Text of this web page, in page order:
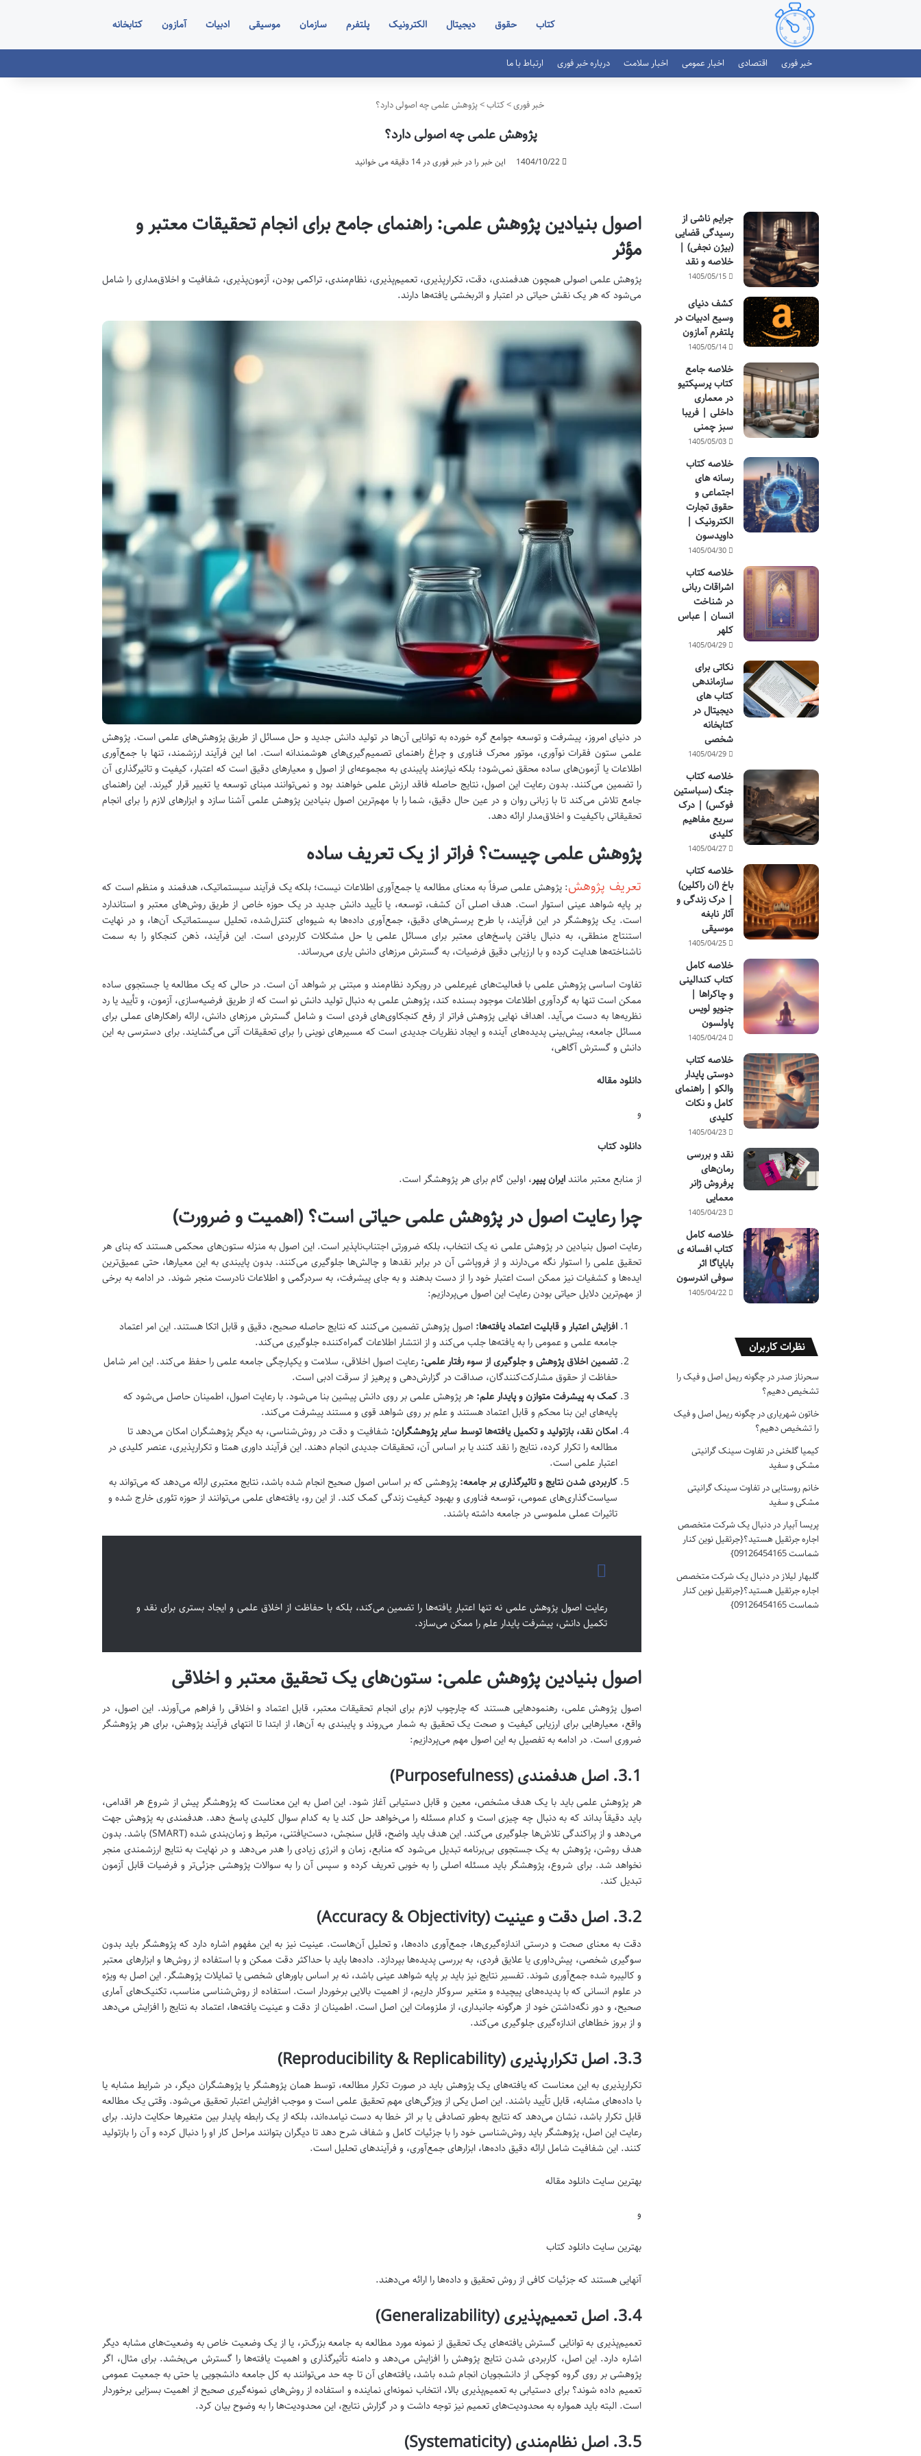
کتاب حقوق دیجیتال الکترونیک پلتفرم سازمان موسیقی ادبیات آمازون کتابخانه
خبر فوری اقتصادی اخبار عمومی اخبار سلامت درباره خبر فوری ارتباط با ما
خبر فوری>کتاب>پژوهش علمی چه اصولی دارد؟
پژوهش علمی چه اصولی دارد؟
1404/10/22 این خبر را در خبر فوری در 14 دقیقه می خوانید
اصول بنیادین پژوهش علمی: راهنمای جامع برای انجام تحقیقات معتبر و
مؤثر
پژوهش علمی اصولی همچون هدفمندی، دقت، تکرارپذیری، تعمیم‌پذیری، نظام‌مندی، تراکمی بودن، آزمون‌پذیری، شفافیت و اخلاق‌مداری را شامل
می‌شود که هر یک نقش حیاتی در اعتبار و اثربخشی یافته‌ها دارند.
در دنیای امروز، پیشرفت و توسعه جوامع گره خورده به توانایی آن‌ها در تولید دانش جدید و حل مسائل از طریق پژوهش‌های علمی است. پژوهش
علمی ستون فقرات نوآوری، موتور محرک فناوری و چراغ راهنمای تصمیم‌گیری‌های هوشمندانه است. اما این فرآیند ارزشمند، تنها با جمع‌آوری
اطلاعات یا آزمون‌های ساده محقق نمی‌شود؛ بلکه نیازمند پایبندی به مجموعه‌ای از اصول و معیارهای دقیق است که اعتبار، کیفیت و تاثیرگذاری آن
را تضمین می‌کنند. بدون رعایت این اصول، نتایج حاصله فاقد ارزش علمی خواهند بود و نمی‌توانند مبنای توسعه یا تغییر قرار گیرند. این راهنمای
جامع تلاش می‌کند تا با زبانی روان و در عین حال دقیق، شما را با مهم‌ترین اصول بنیادین پژوهش علمی آشنا سازد و ابزارهای لازم را برای انجام
تحقیقاتی باکیفیت و اخلاق‌مدار ارائه دهد.
پژوهش علمی چیست؟ فراتر از یک تعریف ساده
تعریف پژوهش: پژوهش علمی صرفاً به معنای مطالعه یا جمع‌آوری اطلاعات نیست؛ بلکه یک فرآیند سیستماتیک، هدفمند و منظم است که
بر پایه شواهد عینی استوار است. هدف اصلی آن کشف، توسعه، یا تأیید دانش جدید در یک حوزه خاص از طریق روش‌های معتبر و استاندارد
است. یک پژوهشگر در این فرآیند، با طرح پرسش‌های دقیق، جمع‌آوری داده‌ها به شیوه‌ای کنترل‌شده، تحلیل سیستماتیک آن‌ها، و در نهایت
استنتاج منطقی، به دنبال یافتن پاسخ‌های معتبر برای مسائل علمی یا حل مشکلات کاربردی است. این فرآیند، ذهن کنجکاو را به سمت
ناشناخته‌ها هدایت کرده و با ارزیابی دقیق فرضیات، به گسترش مرزهای دانش یاری می‌رساند.
تفاوت اساسی پژوهش علمی با فعالیت‌های غیرعلمی در رویکرد نظام‌مند و مبتنی بر شواهد آن است. در حالی که یک مطالعه یا جستجوی ساده
ممکن است تنها به گردآوری اطلاعات موجود بسنده کند، پژوهش علمی به دنبال تولید دانش نو است که از طریق فرضیه‌سازی، آزمون، و تأیید یا رد
نظریه‌ها به دست می‌آید. اهداف نهایی پژوهش فراتر از رفع کنجکاوی‌های فردی است و شامل گسترش مرزهای دانش، ارائه راهکارهای عملی برای
مسائل جامعه، پیش‌بینی پدیده‌های آینده و ایجاد نظریات جدیدی است که مسیرهای نوینی را برای تحقیقات آتی می‌گشایند. برای دسترسی به این
دانش و گسترش آگاهی،
دانلود مقاله
و
دانلود کتاب
از منابع معتبر مانندایران پیپر، اولین گام برای هر پژوهشگر است.
چرا رعایت اصول در پژوهش علمی حیاتی است؟ (اهمیت و ضرورت)
رعایت اصول بنیادین در پژوهش علمی نه یک انتخاب، بلکه ضرورتی اجتناب‌ناپذیر است. این اصول به منزله ستون‌های محکمی هستند که بنای هر
تحقیق علمی را استوار نگه می‌دارند و از فروپاشی آن در برابر نقدها و چالش‌ها جلوگیری می‌کنند. بدون پایبندی به این معیارها، حتی عمیق‌ترین
ایده‌ها و کشفیات نیز ممکن است اعتبار خود را از دست بدهند و به جای پیشرفت، به سردرگمی و اطلاعات نادرست منجر شوند. در ادامه به برخی
از مهم‌ترین دلایل حیاتی بودن رعایت این اصول می‌پردازیم:
افزایش اعتبار و قابلیت اعتماد یافته‌ها: اصول پژوهش تضمین می‌کنند که نتایج حاصله صحیح، دقیق و قابل اتکا هستند. این امر اعتماد
جامعه علمی و عمومی را به یافته‌ها جلب می‌کند و از انتشار اطلاعات گمراه‌کننده جلوگیری می‌کند.
تضمین اخلاق پژوهش و جلوگیری از سوء رفتار علمی: رعایت اصول اخلاقی، سلامت و یکپارچگی جامعه علمی را حفظ می‌کند. این امر شامل
حفاظت از حقوق مشارکت‌کنندگان، صداقت در گزارش‌دهی و پرهیز از سرقت ادبی است.
کمک به پیشرفت متوازن و پایدار علم: هر پژوهش علمی بر روی دانش پیشین بنا می‌شود. با رعایت اصول، اطمینان حاصل می‌شود که
پایه‌های این بنا محکم و قابل اعتماد هستند و علم بر روی شواهد قوی و مستند پیشرفت می‌کند.
امکان نقد، بازتولید و تکمیل یافته‌ها توسط سایر پژوهشگران: شفافیت و دقت در روش‌شناسی، به دیگر پژوهشگران امکان می‌دهد تا
مطالعه را تکرار کرده، نتایج را نقد کنند یا بر اساس آن، تحقیقات جدیدی انجام دهند. این فرآیند داوری همتا و تکرارپذیری، عنصر کلیدی در
اعتبار علمی است.
کاربردی شدن نتایج و تاثیرگذاری بر جامعه: پژوهشی که بر اساس اصول صحیح انجام شده باشد، نتایج معتبری ارائه می‌دهد که می‌تواند به
سیاست‌گذاری‌های عمومی، توسعه فناوری و بهبود کیفیت زندگی کمک کند. از این رو، یافته‌های علمی می‌توانند از حوزه تئوری خارج شده و
تاثیرات عملی ملموسی در جامعه داشته باشند.
رعایت اصول پژوهش علمی نه تنها اعتبار یافته‌ها را تضمین می‌کند، بلکه با حفاظت از اخلاق علمی و ایجاد بستری برای نقد و
تکمیل دانش، پیشرفت پایدار علم را ممکن می‌سازد.
اصول بنیادین پژوهش علمی: ستون‌های یک تحقیق معتبر و اخلاقی
اصول پژوهش علمی، رهنمودهایی هستند که چارچوب لازم برای انجام تحقیقات معتبر، قابل اعتماد و اخلاقی را فراهم می‌آورند. این اصول، در
واقع، معیارهایی برای ارزیابی کیفیت و صحت یک تحقیق به شمار می‌روند و پایبندی به آن‌ها، از ابتدا تا انتهای فرآیند پژوهش، برای هر پژوهشگر
ضروری است. در ادامه به تفصیل به این اصول مهم می‌پردازیم:
3.1. اصل هدفمندی (Purposefulness)
هر پژوهش علمی باید با یک هدف مشخص، معین و قابل دستیابی آغاز شود. این اصل به این معناست که پژوهشگر پیش از شروع هر اقدامی،
باید دقیقاً بداند که به دنبال چه چیزی است و کدام مسئله را می‌خواهد حل کند یا به کدام سوال کلیدی پاسخ دهد. هدفمندی به پژوهش جهت
می‌دهد و از پراکندگی تلاش‌ها جلوگیری می‌کند. این هدف باید واضح، قابل سنجش، دست‌یافتنی، مرتبط و زمان‌بندی شده (SMART) باشد. بدون
هدف روشن، پژوهش به یک جستجوی بی‌برنامه تبدیل می‌شود که منابع، زمان و انرژی زیادی را هدر می‌دهد و در نهایت به نتایج ارزشمندی منجر
نخواهد شد. برای شروع، پژوهشگر باید مسئله اصلی را به خوبی تعریف کرده و سپس آن را به سوالات پژوهشی جزئی‌تر و فرضیات قابل آزمون
تبدیل کند.
3.2. اصل دقت و عینیت (Accuracy & Objectivity)
دقت به معنای صحت و درستی اندازه‌گیری‌ها، جمع‌آوری داده‌ها، و تحلیل آن‌هاست. عینیت نیز به این مفهوم اشاره دارد که پژوهشگر باید بدون
سوگیری شخصی، پیش‌داوری یا علایق فردی، به بررسی پدیده‌ها بپردازد. داده‌ها باید با حداکثر دقت ممکن و با استفاده از روش‌ها و ابزارهای معتبر
و کالیبره شده جمع‌آوری شوند. تفسیر نتایج نیز باید بر پایه شواهد عینی باشد، نه بر اساس باورهای شخصی یا تمایلات پژوهشگر. این اصل به ویژه
در علوم انسانی که با پدیده‌های پیچیده و متغیر سروکار داریم، از اهمیت بالایی برخوردار است. استفاده از روش‌شناسی مناسب، تکنیک‌های آماری
صحیح، و دور نگه‌داشتن خود از هرگونه جانبداری، از ملزومات این اصل است. اطمینان از دقت و عینیت یافته‌ها، اعتماد به نتایج را افزایش می‌دهد
و از بروز خطاهای اندازه‌گیری جلوگیری می‌کند.
3.3. اصل تکرارپذیری (Reproducibility & Replicability)
تکرارپذیری به این معناست که یافته‌های یک پژوهش باید در صورت تکرار مطالعه، توسط همان پژوهشگر یا پژوهشگران دیگر، در شرایط مشابه یا
با داده‌های مشابه، قابل تأیید باشند. این اصل یکی از ویژگی‌های مهم تحقیق علمی است و موجب افزایش اعتبار تحقیق می‌شود. وقتی یک مطالعه
قابل تکرار باشد، نشان می‌دهد که نتایج به‌طور تصادفی یا بر اثر خطا به دست نیامده‌اند، بلکه از یک رابطه پایدار بین متغیرها حکایت دارند. برای
رعایت این اصل، پژوهشگر باید روش‌شناسی خود را با جزئیات کامل و شفاف شرح دهد تا دیگران بتوانند مراحل کار او را دنبال کرده و آن را بازتولید
کنند. این شفافیت شامل ارائه دقیق داده‌ها، ابزارهای جمع‌آوری، و فرآیندهای تحلیل است.
بهترین سایت دانلود مقاله
و
بهترین سایت دانلود کتاب
آنهایی هستند که جزئیات کافی از روش تحقیق و داده‌ها را ارائه می‌دهند.
3.4. اصل تعمیم‌پذیری (Generalizability)
تعمیم‌پذیری به توانایی گسترش یافته‌های یک تحقیق از نمونه مورد مطالعه به جامعه بزرگ‌تر، یا از یک وضعیت خاص به وضعیت‌های مشابه دیگر
اشاره دارد. این اصل، کاربردی شدن نتایج پژوهش را افزایش می‌دهد و دامنه تأثیرگذاری و اهمیت یافته‌ها را گسترش می‌بخشد. برای مثال، اگر
پژوهشی بر روی گروه کوچکی از دانشجویان انجام شده باشد، یافته‌های آن تا چه حد می‌توانند به کل جامعه دانشجویی یا حتی به جمعیت عمومی
تعمیم داده شوند؟ برای دستیابی به تعمیم‌پذیری بالا، انتخاب نمونه‌ای نماینده و استفاده از روش‌های نمونه‌گیری صحیح از اهمیت بسزایی برخوردار
است. البته باید همواره به محدودیت‌های تعمیم نیز توجه داشت و در گزارش نتایج، این محدودیت‌ها را به وضوح بیان کرد.
3.5. اصل نظام‌مندی (Systematicity)
جرایم ناشی از
رسیدگی قضایی
(بیژن نجفی) |
خلاصه و نقد
1405/05/15
کشف دنیای
وسیع ادبیات در
پلتفرم آمازون
1405/05/14
خلاصه جامع
کتاب پرسپکتیو
در معماری
داخلی | فریبا
سبز چمنی
1405/05/03
خلاصه کتاب
رسانه های
اجتماعی و
حقوق تجارت
الکترونیک |
داویدسون
1405/04/30
خلاصه کتاب
اشراقات ربانی
در شناخت
انسان | عباس
کلهر
1405/04/29
نکاتی برای
سازماندهی
کتاب های
دیجیتال در
کتابخانه
شخصی
1405/04/29
خلاصه کتاب
جنگ (سباستین
فوکس) | درک
سریع مفاهیم
کلیدی
1405/04/27
خلاصه کتاب
باخ (ان راکلین)
| درک زندگی و
آثار نابغه
موسیقی
1405/04/25
خلاصه کامل
کتاب کندالینی
و چاکراها |
جنویو لویس
پاولسون
1405/04/24
خلاصه کتاب
دوستی پایدار
والکو | راهنمای
کامل و نکات
کلیدی
1405/04/23
نقد و بررسی
رمان‌های
پرفروش ژانر
معمایی
1405/04/23
خلاصه کامل
کتاب افسانه ی
بابایاگا اثر
سوفی اندرسون
1405/04/22
نظرات کاربران
سحرناز صدر درچگونه ریمل اصل و فیک را
تشخیص دهیم؟
خاتون شهریاریدرچگونه ریمل اصل و فیک
را تشخیص دهیم؟
کیمیا گلخنیدرتفاوت سینک گرانیتی
مشکی و سفید
خانم روستاییدرتفاوت سینک گرانیتی
مشکی و سفید
پریسا آبیار دردنبال یک شرکت متخصص
اجاره جرثقیل هستید؟{جرثقیل نوین کنار
شماست 09126454165}
گلبهار لیلاز دردنبال یک شرکت متخصص
اجاره جرثقیل هستید؟{جرثقیل نوین کنار
شماست 09126454165}